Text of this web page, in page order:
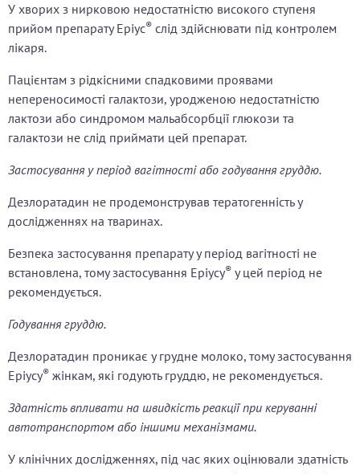
У хворих з нирковою недостатністю високого ступеня
прийом препарату Еріус® слід здійснювати під контролем
лікаря.
Пацієнтам з рідкісними спадковими проявами
непереносимості галактози, уродженою недостатністю
лактози або синдромом мальабсорбції глюкози та
галактози не слід приймати цей препарат.
Застосування у період вагітності або годування груддю.
Дезлоратадин не продемонстрував тератогенність у
дослідженнях на тваринах.
Безпека застосування препарату у період вагітності не
встановлена, тому застосування Eріусу® у цей період не
рекомендується.
Годування груддю.
Дезлоратадин проникає у грудне молоко, тому застосування
Еріусу® жінкам, які годують груддю, не рекомендується.
Здатність впливати на швидкість реакції при керуванні
автотранспортом або іншими механізмами.
У клінічних дослідженнях, під час яких оцінювали здатність